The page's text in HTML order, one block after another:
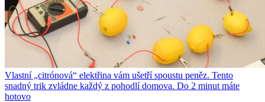
Vlastní „citrónová“ elektřina vám ušetří spoustu peněz. Tento
snadný trik zvládne každý z pohodlí domova. Do 2 minut máte
hotovo